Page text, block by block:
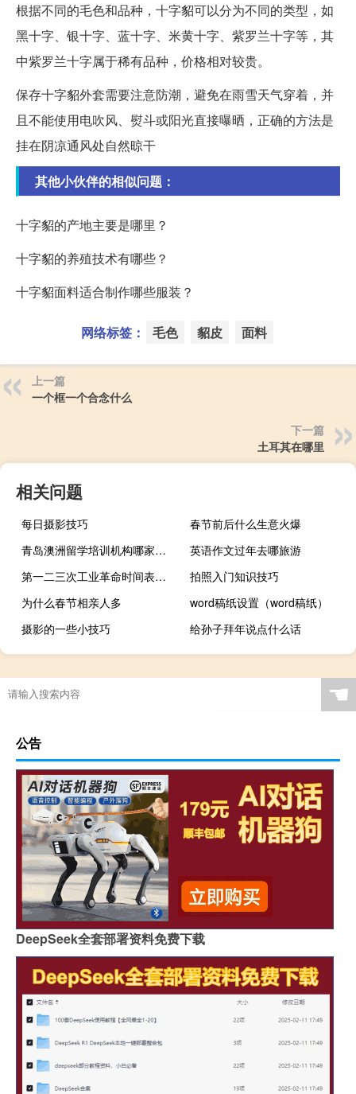
根据不同的毛色和品种，十字貂可以分为不同的类型，如
黑十字、银十字、蓝十字、米黄十字、紫罗兰十字等，其
中紫罗兰十字属于稀有品种，价格相对较贵。
保存十字貂外套需要注意防潮，避免在雨雪天气穿着，并
且不能使用电吹风、熨斗或阳光直接曝晒，正确的方法是
挂在阴凉通风处自然晾干
其他小伙伴的相似问题：
十字貂的产地主要是哪里？
十字貂的养殖技术有哪些？
十字貂面料适合制作哪些服装？
网络标签： 毛色 貂皮 面料
上一篇
一个框一个合念什么
下一篇
土耳其在哪里
相关问题
每日摄影技巧
春节前后什么生意火爆
青岛澳洲留学培训机构哪家好(2025菁选版)
英语作文过年去哪旅游
第一二三次工业革命时间表（第一二三次工业革命）
拍照入门知识技巧
为什么春节相亲人多
word稿纸设置（word稿纸）
摄影的一些小技巧
给孙子拜年说点什么话
☚
公告
DeepSeek全套部署资料免费下载